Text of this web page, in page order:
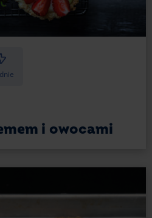
dobrze schłodzony sernik.
serowa może wymieszać
bardzo nieestetyczne zacieki
w trakcie studzenia, więc
podaniem umożliwi też
ciasta w najwyższej jakości.
jako walor smakowy. Listki
i owocami